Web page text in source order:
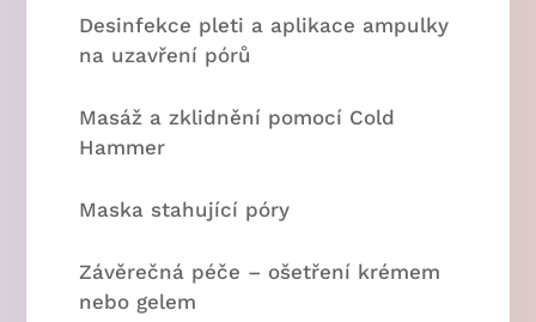
Desinfekce pleti a aplikace ampulky
na uzavření pórů
Masáž a zklidnění pomocí Cold
Hammer
Maska stahující póry
Závěrečná péče – ošetření krémem
nebo gelem